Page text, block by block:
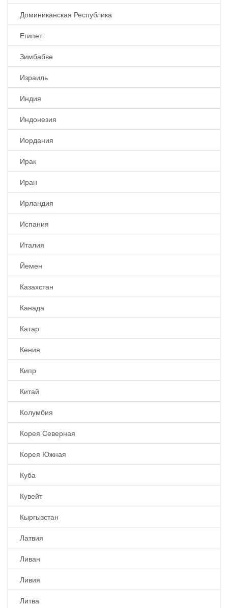
Доминиканская Республика
Египет
Зимбабве
Израиль
Индия
Индонезия
Иордания
Ирак
Иран
Ирландия
Испания
Италия
Йемен
Казахстан
Канада
Катар
Кения
Кипр
Китай
Колумбия
Корея Северная
Корея Южная
Куба
Кувейт
Кыргызстан
Латвия
Ливан
Ливия
Литва